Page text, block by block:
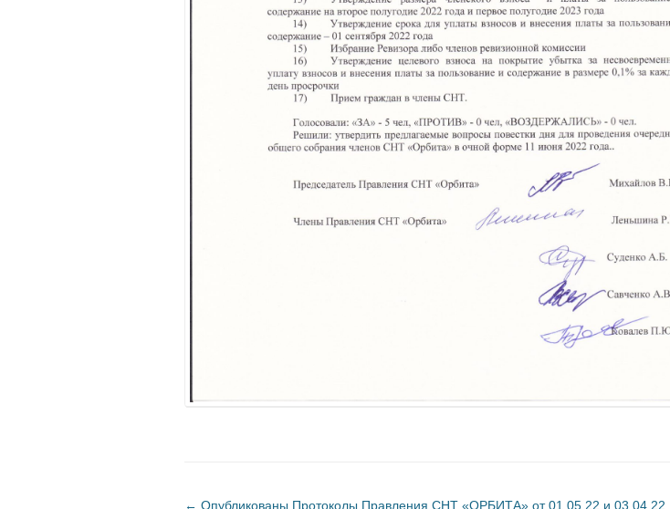
← Опубликованы Протоколы Правления СНТ «ОРБИТА» от 01.05.22 и 03.04.22